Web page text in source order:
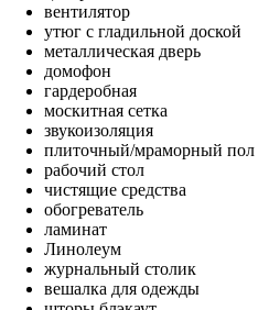
вентилятор
утюг с гладильной доской
металлическая дверь
домофон
гардеробная
москитная сетка
звукоизоляция
плиточный/мраморный пол
рабочий стол
чистящие средства
обогреватель
ламинат
Линолеум
журнальный столик
вешалка для одежды